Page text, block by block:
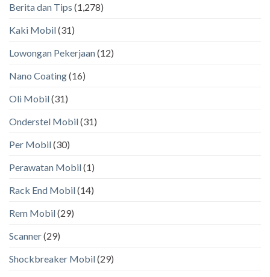
Berita dan Tips (1,278)
Kaki Mobil(31)
Lowongan Pekerjaan(12)
Nano Coating(16)
Oli Mobil(31)
Onderstel Mobil(31)
Per Mobil(30)
Perawatan Mobil(1)
Rack End Mobil(14)
Rem Mobil(29)
Scanner(29)
Shockbreaker Mobil(29)